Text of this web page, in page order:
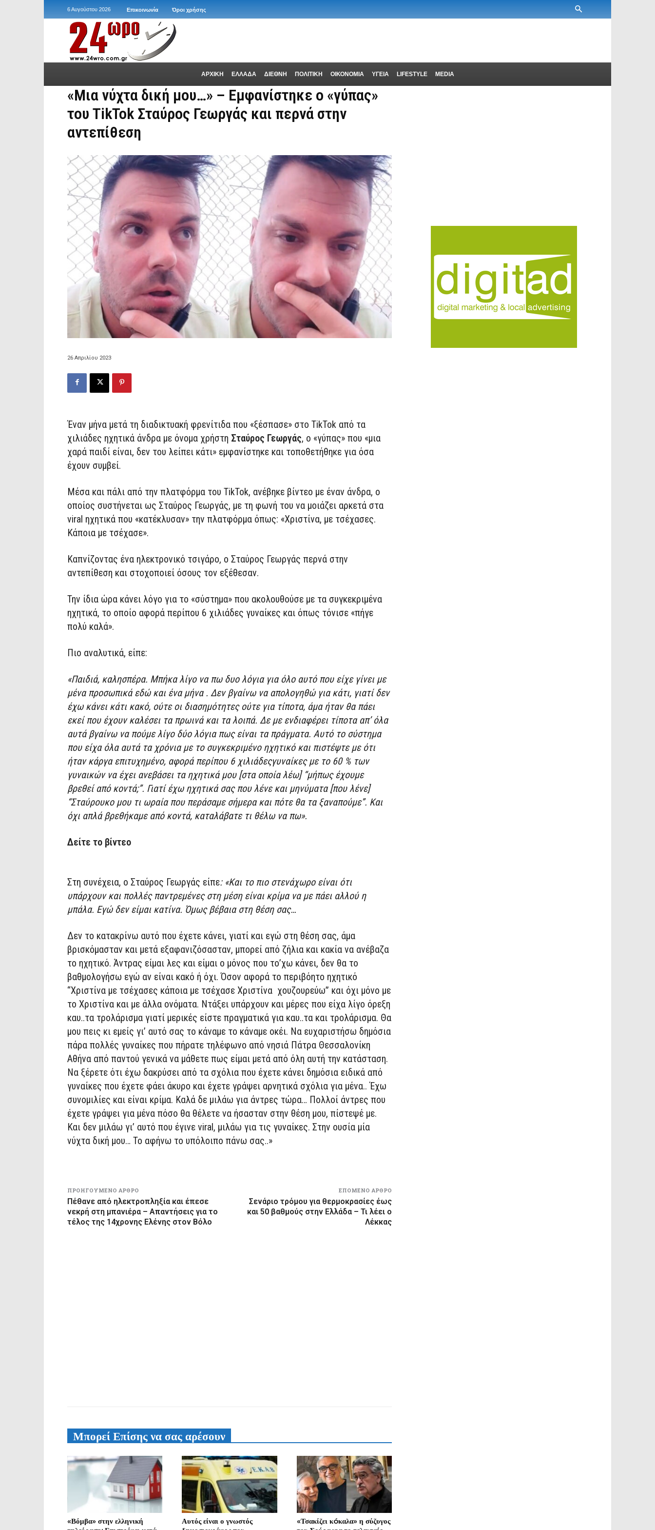
6 Αυγούστου 2026 Επικοινωνία Όροι χρήσης
ΑΡΧΙΚΗ ΕΛΛΑΔΑ ΔΙΕΘΝΗ ΠΟΛΙΤΙΚΗ ΟΙΚΟΝΟΜΙΑ ΥΓΕΙΑ LIFESTYLE MEDIA
«Μια νύχτα δική μου…» – Εμφανίστηκε ο «γύπας»
του TikTok Σταύρος Γεωργάς και περνά στην
αντεπίθεση
26 Απριλίου 2023
Έναν μήνα μετά τη διαδικτυακή φρενίτιδα που «ξέσπασε» στο TikTok από τα
χιλιάδες ηχητικά άνδρα με όνομα χρήστη Σταύρος Γεωργάς, ο «γύπας» που «μια
χαρά παιδί είναι, δεν του λείπει κάτι» εμφανίστηκε και τοποθετήθηκε για όσα
έχουν συμβεί.
Μέσα και πάλι από την πλατφόρμα του TikTok, ανέβηκε βίντεο με έναν άνδρα, ο
οποίος συστήνεται ως Σταύρος Γεωργάς, με τη φωνή του να μοιάζει αρκετά στα
viral ηχητικά που «κατέκλυσαν» την πλατφόρμα όπως: «Χριστίνα, με τσέχασες.
Κάποια με τσέχασε».
Καπνίζοντας ένα ηλεκτρονικό τσιγάρο, ο Σταύρος Γεωργάς περνά στην
αντεπίθεση και στοχοποιεί όσους τον εξέθεσαν.
Την ίδια ώρα κάνει λόγο για το «σύστημα» που ακολουθούσε με τα συγκεκριμένα
ηχητικά, το οποίο αφορά περίπου 6 χιλιάδες γυναίκες και όπως τόνισε «πήγε
πολύ καλά».
Πιο αναλυτικά, είπε:
«Παιδιά, καλησπέρα. Μπήκα λίγο να πω δυο λόγια για όλο αυτό που είχε γίνει με
μένα προσωπικά εδώ και ένα μήνα . Δεν βγαίνω να απολογηθώ για κάτι, γιατί δεν
έχω κάνει κάτι κακό, ούτε οι διασημότητες ούτε για τίποτα, άμα ήταν θα πάει
εκεί που έχουν καλέσει τα πρωινά και τα λοιπά. Δε με ενδιαφέρει τίποτα απ’ όλα
αυτά βγαίνω να πούμε λίγο δύο λόγια πως είναι τα πράγματα. Αυτό το σύστημα
που είχα όλα αυτά τα χρόνια με το συγκεκριμένο ηχητικό και πιστέψτε με ότι
ήταν κάργα επιτυχημένο, αφορά περίπου 6 χιλιάδεςγυναίκες με το 60 % των
γυναικών να έχει ανεβάσει τα ηχητικά μου [στα οποία λέω] “μήπως έχουμε
βρεθεί από κοντά;”. Γιατί έχω ηχητικά σας που λένε και μηνύματα [που λένε]
“Σταύρουκο μου τι ωραία που περάσαμε σήμερα και πότε θα τα ξαναπούμε”. Και
όχι απλά βρεθήκαμε από κοντά, καταλάβατε τι θέλω να πω».
Δείτε το βίντεο
Στη συνέχεια, ο Σταύρος Γεωργάς είπε: «Και το πιο στενάχωρο είναι ότι
υπάρχουν και πολλές παντρεμένες στη μέση είναι κρίμα να με πάει αλλού η
μπάλα. Εγώ δεν είμαι κατίνα. Όμως βέβαια στη θέση σας…
Δεν το κατακρίνω αυτό που έχετε κάνει, γιατί και εγώ στη θέση σας, άμα
βρισκόμασταν και μετά εξαφανιζόσασταν, μπορεί από ζήλια και κακία να ανέβαζα
το ηχητικό. Άντρας είμαι λες και είμαι ο μόνος που το’χω κάνει, δεν θα το
βαθμολογήσω εγώ αν είναι κακό ή όχι. Όσον αφορά το περιβόητο ηχητικό
“Χριστίνα με τσέχασες κάποια με τσέχασε Χριστίνα χουζουρεύω” και όχι μόνο με
το Χριστίνα και με άλλα ονόματα. Ντάξει υπάρχουν και μέρες που είχα λίγο όρεξη
καυ..τα τρολάρισμα γιατί μερικές είστε πραγματικά για καυ..τα και τρολάρισμα. Θα
μου πεις κι εμείς γι’ αυτό σας το κάναμε το κάναμε οκέι. Να ευχαριστήσω δημόσια
πάρα πολλές γυναίκες που πήρατε τηλέφωνο από νησιά Πάτρα Θεσσαλονίκη
Αθήνα από παντού γενικά να μάθετε πως είμαι μετά από όλη αυτή την κατάσταση.
Να ξέρετε ότι έχω δακρύσει από τα σχόλια που έχετε κάνει δημόσια ειδικά από
γυναίκες που έχετε φάει άκυρο και έχετε γράψει αρνητικά σχόλια για μένα.. Έχω
συνομιλίες και είναι κρίμα. Καλά δε μιλάω για άντρες τώρα… Πολλοί άντρες που
έχετε γράψει για μένα πόσο θα θέλετε να ήσασταν στην θέση μου, πίστεψέ με.
Και δεν μιλάω γι’ αυτό που έγινε viral, μιλάω για τις γυναίκες. Στην ουσία μία
νύχτα δική μου… Το αφήνω το υπόλοιπο πάνω σας..»
ΠΡΟΗΓΟΎΜΕΝΟ ΆΡΘΡΟ
Πέθανε από ηλεκτροπληξία και έπεσε
νεκρή στη μπανιέρα – Απαντήσεις για το
τέλος της 14χρονης Ελένης στον Βόλο
ΕΠΌΜΕΝΟ ΆΡΘΡΟ
Σενάριο τρόμου για θερμοκρασίες έως
και 50 βαθμούς στην Ελλάδα – Τι λέει ο
Λέκκας
Μπορεί Επίσης να σας αρέσουν
«Βόμβα» στην ελληνική
Αυτός είναι ο γνωστός
«Τσακίζει κóκαλα» η σύζυγος